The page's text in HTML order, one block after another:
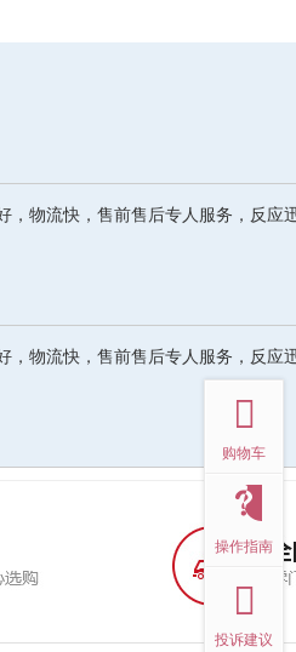
，物流快，售前售后专人服务，反应
，物流快，售前售后专人服务，反应
top
购物车
操作指南
投诉建议